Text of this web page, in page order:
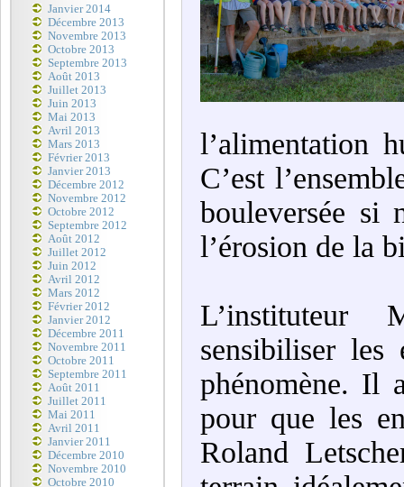
Janvier 2014
Décembre 2013
Novembre 2013
Octobre 2013
Septembre 2013
Août 2013
Juillet 2013
Juin 2013
Mai 2013
Avril 2013
Mars 2013
Février 2013
Janvier 2013
Décembre 2012
Novembre 2012
Octobre 2012
Septembre 2012
Août 2012
Juillet 2012
Juin 2012
Avril 2012
Mars 2012
Février 2012
Janvier 2012
Décembre 2011
Novembre 2011
Octobre 2011
Septembre 2011
Août 2011
Juillet 2011
Mai 2011
Avril 2011
Janvier 2011
Décembre 2010
Novembre 2010
Octobre 2010
l’alimentation
C’est
bouleversée si
l’érosion de la
L’instituteur
sensibiliser
phénomène. Il
pour que les
Roland